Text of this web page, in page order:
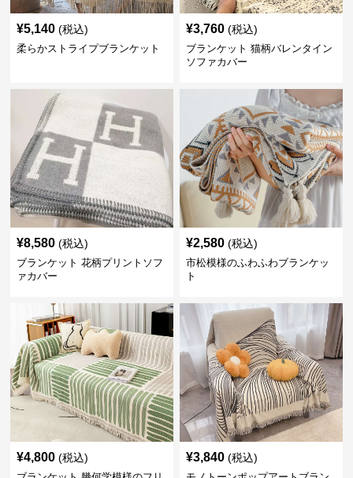
¥5,140 (税込)
柔らかストライプブランケット
¥3,760 (税込)
ブランケット 猫柄バレンタイン
ソファカバー
¥8,580 (税込)
ブランケット 花柄プリントソフ
ァカバー
¥2,580 (税込)
市松模様のふわふわブランケッ
ト
¥4,800 (税込) ¥3,840 (税込)